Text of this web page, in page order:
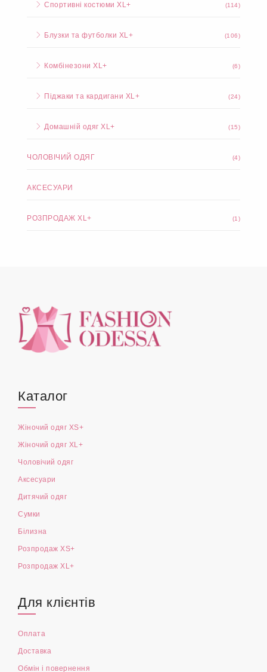
Спортивні костюми XL+ (114)
Блузки та футболки XL+ (106)
Комбінезони XL+ (6)
Піджаки та кардигани XL+ (24)
Домашній одяг XL+ (15)
ЧОЛОВІЧИЙ ОДЯГ (4)
АКСЕСУАРИ
РОЗПРОДАЖ XL+ (1)
Каталог
Жіночий одяг XS+
Жіночий одяг XL+
Чоловічий одяг
Аксесуари
Дитячий одяг
Сумки
Білизна
Розпродаж XS+
Розпродаж XL+
Для клієнтів
Оплата
Доставка
Обмін і повернення